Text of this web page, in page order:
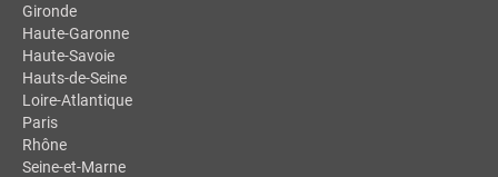
Gironde
Haute-Garonne
Haute-Savoie
Hauts-de-Seine
Loire-Atlantique
Paris
Rhône
Seine-et-Marne